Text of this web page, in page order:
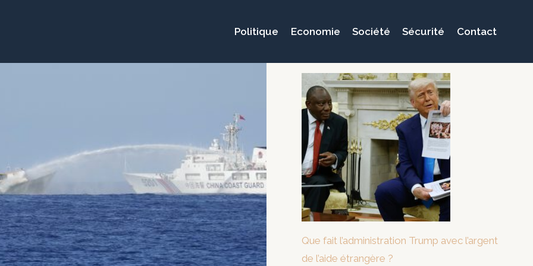
Politique Economie Société Sécurité Contact
Que fait l’administration Trump avec l’argent
de l’aide étrangère ?